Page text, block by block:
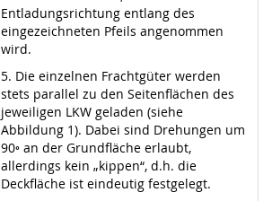
Entladungsrichtung entlang des
eingezeichneten Pfeils angenommen
wird.
5. Die einzelnen Frachtgüter werden
stets parallel zu den Seitenflächen des
jeweiligen LKW geladen (siehe
Abbildung 1). Dabei sind Drehungen um
90◦ an der Grundfläche erlaubt,
allerdings kein „kippen“, d.h. die
Deckfläche ist eindeutig festgelegt.